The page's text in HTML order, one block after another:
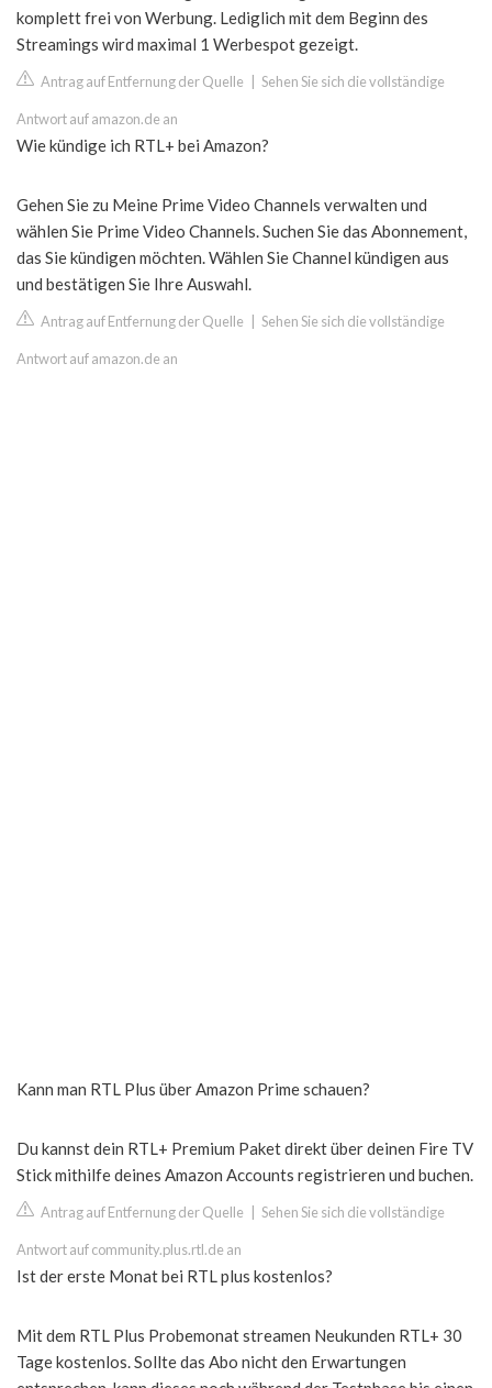
komplett frei von Werbung. Lediglich mit dem Beginn des
Streamings wird maximal 1 Werbespot gezeigt.
Antrag auf Entfernung der Quelle Sehen Sie sich die vollständige
Antwort auf amazon.de an
Wie kündige ich RTL+ bei Amazon?
Gehen Sie zu Meine Prime Video Channels verwalten und
wählen Sie Prime Video Channels. Suchen Sie das Abonnement,
das Sie kündigen möchten. Wählen Sie Channel kündigen aus
und bestätigen Sie Ihre Auswahl.
Antrag auf Entfernung der Quelle Sehen Sie sich die vollständige
Antwort auf amazon.de an
Kann man RTL Plus über Amazon Prime schauen?
Du kannst dein RTL+ Premium Paket direkt über deinen Fire TV
Stick mithilfe deines Amazon Accounts registrieren und buchen.
Antrag auf Entfernung der Quelle Sehen Sie sich die vollständige
Antwort auf community.plus.rtl.de an
Ist der erste Monat bei RTL plus kostenlos?
Mit dem RTL Plus Probemonat streamen Neukunden RTL+ 30
Tage kostenlos. Sollte das Abo nicht den Erwartungen